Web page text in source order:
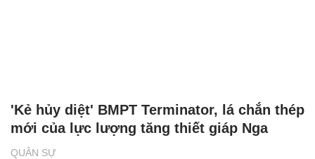
QUÂN SỰ
'Kẻ hủy diệt' BMPT Terminator, lá chắn thép
mới của lực lượng tăng thiết giáp Nga